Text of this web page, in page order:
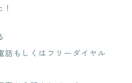
話もしくはフリーダイヤル